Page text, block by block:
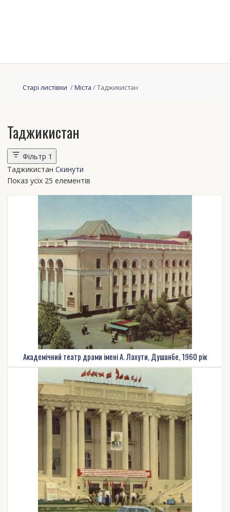
Старі листівки /Міста / Таджикистан
Таджикистан
Фільтр 1
Таджикистан Скинути
Показ усіх 25 елементів
Академічний театр драми імені А. Лахути, Душанбе, 1960 рік